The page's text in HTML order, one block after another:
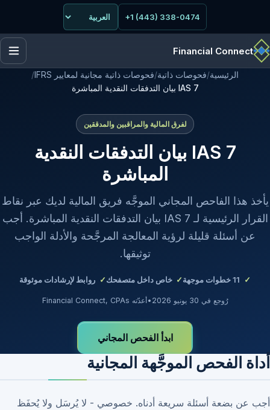
+1 (443) 338-0474
Financial Connect
الرئيسية/فحوصات ذاتية/فحوصات ذاتية مجانية لمعايير IFRS
/
IAS 7 بيان التدفقات النقدية المباشرة
لفرق المالية والمراقبين والمدققين
IAS 7 بيان التدفقات النقدية
المباشرة
يأخذ هذا الفاحص المجاني الموجَّه فريق المالية لديك عبر نقاط
القرار الرئيسية لـ IAS 7 بيان التدفقات النقدية المباشرة. أجب
عن أسئلة قليلة لرؤية المعالجة المرجَّحة والأدلة الواجب
توثيقها.
11 خطوات موجهة خاص داخل متصفحك روابط لإرشادات موثوقة
رُوجع في 30 يونيو 2026 •أعدّته Financial Connect, CPAs
ابدأ الفحص المجاني
أداة الفحص الموجَّهة المجانية
أجب عن بضعة أسئلة سريعة أدناه. خصوصي - لا يُرسَل ولا يُحفَظ